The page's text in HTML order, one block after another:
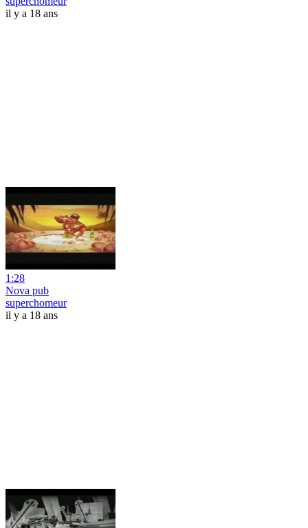
il y a 18 ans
1:28
Nova pub
superchomeur
il y a 18 ans